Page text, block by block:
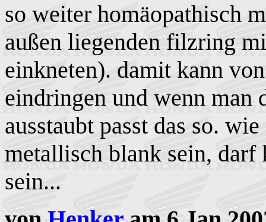
so weiter homäopathisch
außen liegenden filzring
einkneten). damit kann
eindringen und wenn man
ausstaubt passt das so.
metallisch blank sein, darf
sein...